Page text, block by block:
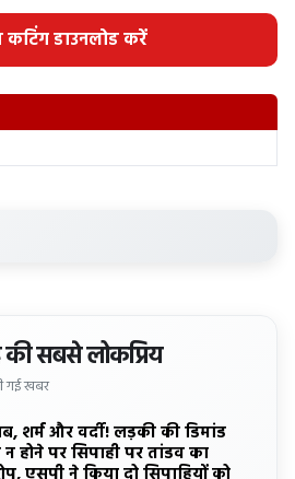
कटिंग डाउनलोड करें
की सबसे लोकप्रिय
गई खबर
शर्म और वर्दी! लड़की की डिमांड
न होने पर सिपाही पर तांडव का